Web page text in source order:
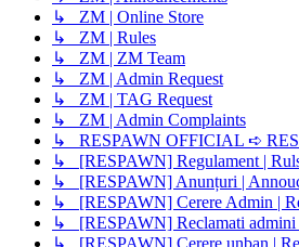
↳ ZM | Online Store
↳ ZM | Rules
↳ ZM | ZM Team
↳ ZM | Admin Request
↳ ZM | TAG Request
↳ ZM | Admin Complaints
↳ RESPAWN OFFICIAL ➪
↳ [RESPAWN] Regulament |
↳ [RESPAWN] Anunțuri |
↳ [RESPAWN] Cerere Admin |
↳ [RESPAWN] Reclamati admini
↳ [RESPAWN] Cerere unban |